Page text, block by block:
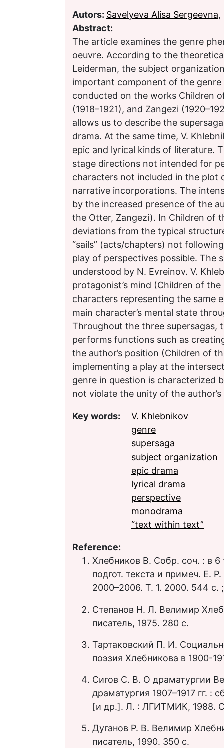
Autors: Savelyeva Alisa Sergeevna,
Abstract:
The article examines the genre
oeuvre. According to the
Leiderman, the subject
important component of the genre
conducted on the works Children
(1918–1921), and Zangezi
allows us to describe the
drama. At the same time, V.
epic and lyrical kinds of literature.
stage directions not intended for
characters not included in the plot
narrative incorporations. The
by the increased presence of the
the Otter, Zangezi). In Children of
deviations from the typical
“sails” (acts/chapters) not
play of perspectives possible. The
understood by N. Evreinov. V.
protagonist’s mind (Children of
characters representing the same
main character’s mental state
Throughout the three supersagas,
performs functions such as
the author’s position (Children of
implementing a play at the
genre in question is characterized
not violate the unity of the
Key words:
V. Khlebnikov
genre
supersaga
subject organization
epic drama
lyrical drama
perspective
monodrama
“text within text”
Reference:
Хлебников В. Собр. соч. : в 6
подгот. текста и примеч. Е.
2000–2006. Т. 1. 2000. 544 с.
Степанов Н. Л. Велимир
писатель, 1975. 280 с.
Тартаковский П. И.
поэзия Хлебникова в 1900-
Сигов С. В. О драматургии
драматургия 1907–1917 гг. :
[и др.]. Л. : ЛГИТМИК, 1988.
Дуганов Р. В. Велимир
писатель, 1990. 350 с.